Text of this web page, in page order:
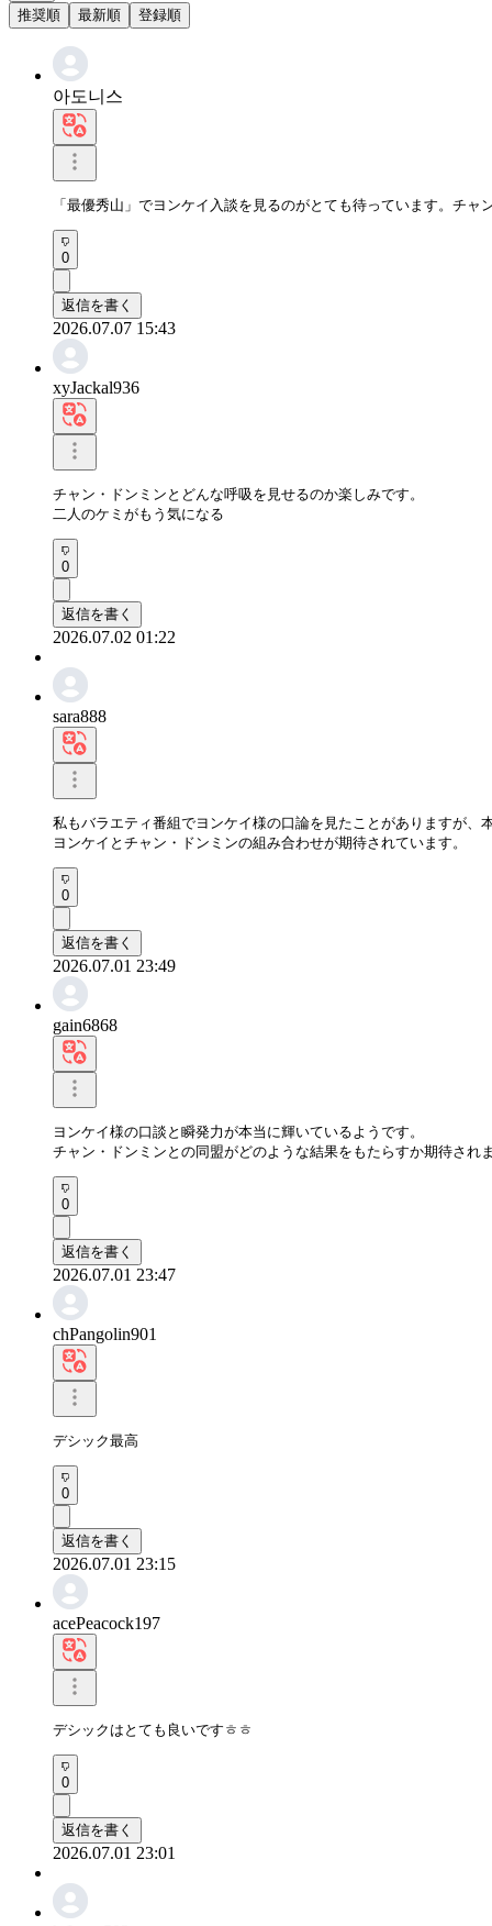
推奨順 最新順 登録順
아도니스
「最優秀山」でヨンケイ入談を見るのがとても待っています。チ
0
返信を書く
2026.07.07 15:43
xyJackal936
チャン・ドンミンとどんな呼吸を見せるのか楽しみです。
二人のケミがもう気になる
0
返信を書く
2026.07.02 01:22
sara888
私もバラエティ番組でヨンケイ様の口論を見たことがありますが、
ヨンケイとチャン・ドンミンの組み合わせが期待されています。
0
返信を書く
2026.07.01 23:49
gain6868
ヨンケイ様の口談と瞬発力が本当に輝いているようです。
チャン・ドンミンとの同盟がどのような結果をもたらすか期待され
0
返信を書く
2026.07.01 23:47
chPangolin901
デシック最高
0
返信を書く
2026.07.01 23:15
acePeacock197
デシックはとても良いですㅎㅎ
0
返信を書く
2026.07.01 23:01